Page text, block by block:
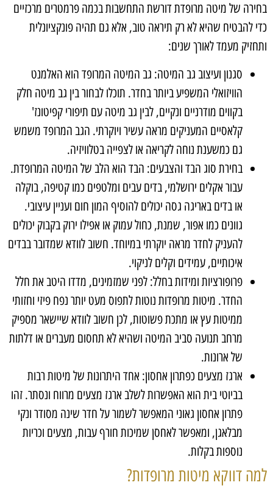
בחירה של מיטה מרופדת דורשת התחשבות בכמה פרמטרים מרכזיים
כדי להבטיח שהיא לא רק תיראה טוב, אלא גם תהיה פונקציונלית
ותחזיק מעמד לאורך שנים:
סגנון ועיצוב גב המיטה: גב המיטה המרופד הוא האלמנט
הוויזואלי המשפיע ביותר בחדר. תוכלו לבחור בין גב מיטה חלק
בקווים מודרניים ונקיים, לבין גב מיטה עם תיפורי קפיטונז'
קלאסיים המעניקים מראה עשיר ויוקרתי. הגב המרופד משמש
גם כמשענת נוחה לקריאה או לצפייה בטלוויזיה.
בחירת סוג הבד והצבעים: הבד הוא הלב של המיטה המרופדת.
עבור אקלים ירושלמי, בדים עבים ומלטפים כמו קטיפה, בוקלה
או בדים באריגה גסה יכולים להוסיף המון חום ועניין עיצובי.
גוונים כמו אפור, שמנת, כחול עמוק או אפילו ירוק בקבוק יכולים
להעניק לחדר מראה יוקרתי במיוחד. חשוב לוודא שמדובר בבדים
איכותיים, עמידים וקלים לניקוי.
פרופורציות ומידות בחלל: לפני שמזמינים, מדדו היטב את חלל
החדר. מיטות מרופדות נוטות לתפוס מעט יותר נפח פיזי וחזותי
ממיטות עץ או מתכת פשוטות, לכן חשוב לוודא שיישאר מספיק
מרחב תנועה סביב המיטה ושהיא לא תחסום מעברים או דלתות
של ארונות.
ארגז מצעים כפתרון אחסון: אחד היתרונות של מיטות רבות
בביוטי בית הוא האפשרות לשלב ארגז מצעים מרווח ונסתר. זהו
פתרון אחסון גאוני המאפשר לשמור על חדר שינה מסודר ונקי
מבלאגן, ומאפשר לאחסן שמיכות חורף עבות, מצעים וכריות
נוספות בקלות.
למה דווקא מיטות מרופדות?